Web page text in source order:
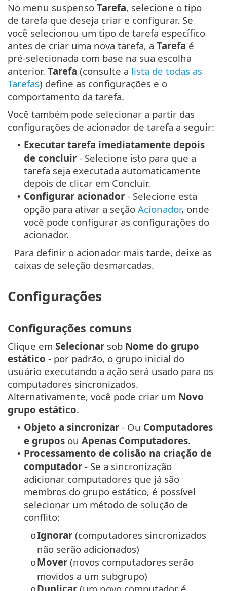
No menu suspenso Tarefa, selecione o tipo
de tarefa que deseja criar e configurar. Se
você selecionou um tipo de tarefa específico
antes de criar uma nova tarefa, a Tarefa é
pré-selecionada com base na sua escolha
anterior. Tarefa (consulte a lista de todas as
Tarefas) define as configurações e o
comportamento da tarefa.
Você também pode selecionar a partir das
configurações de acionador de tarefa a seguir:
• Executar tarefa imediatamente depois
de concluir - Selecione isto para que a
tarefa seja executada automaticamente
depois de clicar em Concluir.
• Configurar acionador - Selecione esta
opção para ativar a seção Acionador, onde
você pode configurar as configurações do
acionador.
Para definir o acionador mais tarde, deixe as
caixas de seleção desmarcadas.
Configurações
Configurações comuns
Clique em Selecionar sob Nome do grupo
estático - por padrão, o grupo inicial do
usuário executando a ação será usado para os
computadores sincronizados.
Alternativamente, você pode criar um Novo
grupo estático.
• Objeto a sincronizar - Ou Computadores
e grupos ou Apenas Computadores.
• Processamento de colisão na criação de
computador - Se a sincronização
adicionar computadores que já são
membros do grupo estático, é possível
selecionar um método de solução de
conflito:
oIgnorar (computadores sincronizados
não serão adicionados)
oMover (novos computadores serão
movidos a um subgrupo)